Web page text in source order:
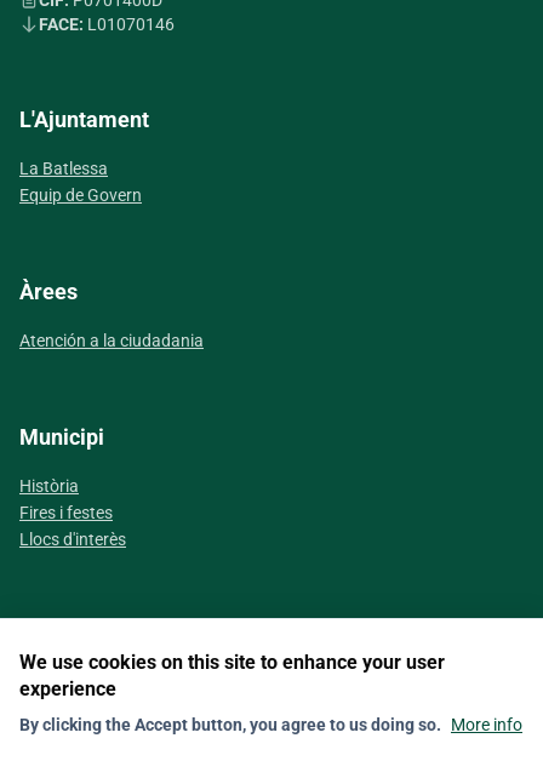
FACE: L01070146
L'Ajuntament
La Batlessa
Equip de Govern
Àrees
Atención a la ciudadania
Municipi
Història
Fires i festes
Llocs d'interès
Segueix-nos a les xarxes socials
Contact Nota legal Política de galetes (Cookies) Política de privacitat
We use cookies on this site to enhance your user
experience
By clicking the Accept button, you agree to us doing so. More info